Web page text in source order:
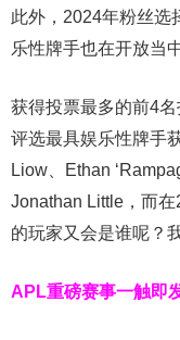
此外，2024年粉丝选
乐性牌手也在开放当
获得投票最多的前4
评选最具娱乐性牌手
Liow、Ethan
Jonathan Little，而
的玩家又会是谁呢？
APL重磅赛事一触即